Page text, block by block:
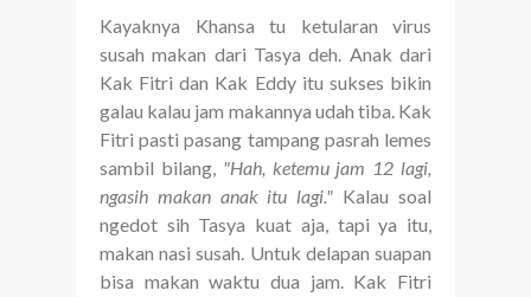
Kayaknya Khansa tu ketularan virus
susah makan dari Tasya deh. Anak dari
Kak Fitri dan Kak Eddy itu sukses bikin
galau kalau jam makannya udah tiba. Kak
Fitri pasti pasang tampang pasrah lemes
sambil bilang, "Hah, ketemu jam 12 lagi,
ngasih makan anak itu lagi." Kalau soal
ngedot sih Tasya kuat aja, tapi ya itu,
makan nasi susah. Untuk delapan suapan
bisa makan waktu dua jam. Kak Fitri